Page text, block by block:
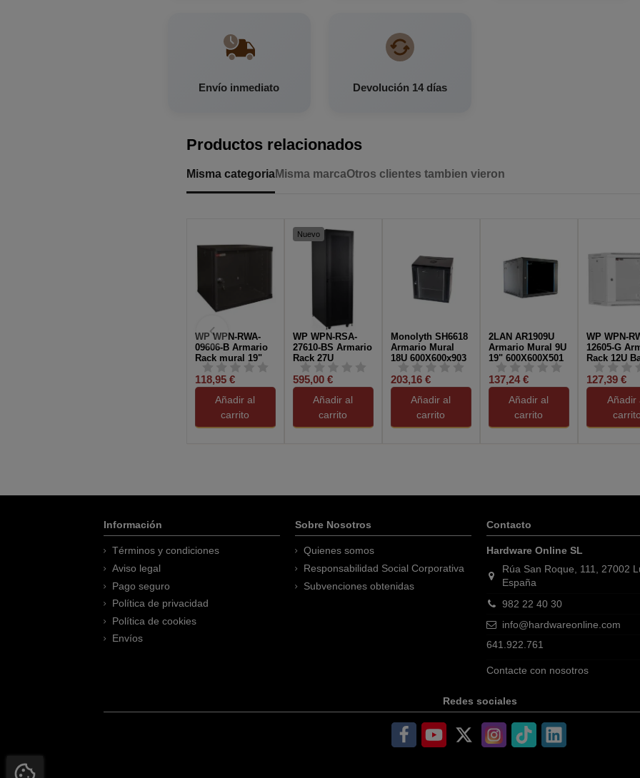
Envío inmediato Devolución 14 días
Productos relacionados
Misma categoriaMisma marcaOtros clientes tambien vieron
WP WPN-RWA-
09606-B Armario
Rack mural 19"
118,95 €
Añadir al
carrito
Nuevo
WP WPN-RSA-
27610-BS Armario
Rack 27U
Desmontado
595,00 €
Añadir al
carrito
Monolyth SH6618
Armario Mural
18U 600X600x903
203,16 €
Añadir al
carrito
2LAN AR1909U
Armario Mural 9U
19" 600X600X501
137,24 €
Añadir al
carrito
WP WPN-
12605-G
Rack 12U
127,39 €
Añadir
Información
Términos y condiciones
Aviso legal
Pago seguro
Política de privacidad
Política de cookies
Envíos
Sobre Nosotros
Quienes somos
Responsabilidad Social Corporativa
Subvenciones obtenidas
Contacto
Hardware Online SL
Rúa San Roque, 111, 27002
España
982 22 40 30
info@hardwareonline.com
641.922.761
Contacte con nosotros
Redes sociales